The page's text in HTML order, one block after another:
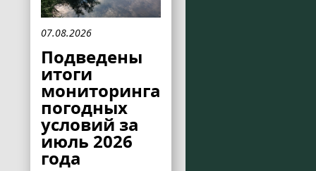
07.08.2026
Подведены
итоги
мониторинга
погодных
условий за
июль 2026
года